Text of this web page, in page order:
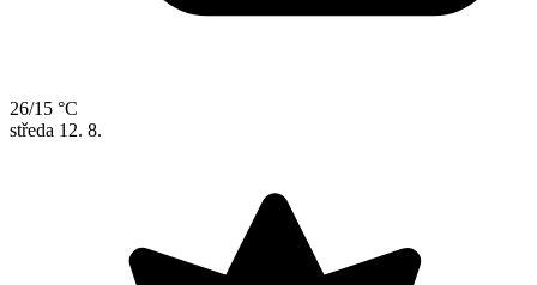
26/15 °C
středa 12. 8.